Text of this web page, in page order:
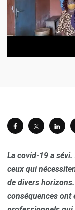
La covid-19 a
ceux qui
de divers
conséquences ont